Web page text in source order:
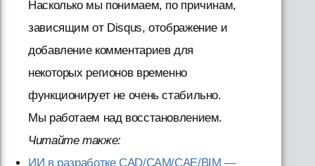
Насколько мы понимаем, по причинам,
зависящим от Disqus, отображение и
добавление комментариев для
некоторых регионов временно
функционирует не очень стабильно.
Мы работаем над восстановлением.
Читайте также:
ИИ в разработке CAD/CAM/CAE/BIM —